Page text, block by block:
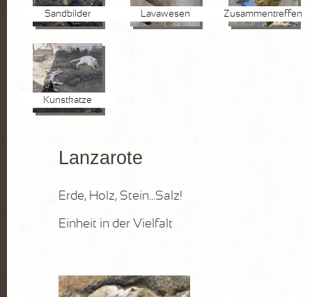
Sandbilder Lavawesen Zusammentreffen
Kunstkatze
Lanzarote
Erde, Holz, Stein…Salz!
Einheit in der Vielfalt